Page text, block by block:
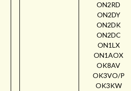
ON2RD
ON2DY
ON2DK
ON2DC
ON1LX
ON1AOX
OK8AV
OK3VO/P
OK3KW